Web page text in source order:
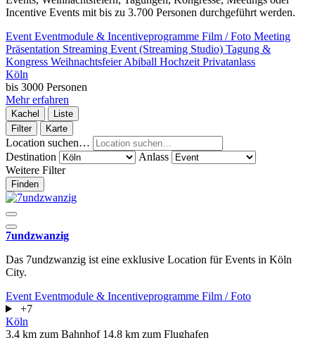
Incentive Events mit bis zu 3.700 Personen durchgeführt werden.
Event Eventmodule & Incentiveprogramme Film / Foto Meeting
Präsentation Streaming Event (Streaming Studio) Tagung &
Kongress WeihnachtsfeierAbiball Hochzeit Privatanlass
Köln
bis 3000 Personen
Mehr erfahren
Kachel
Liste
Filter
Karte
Location suchen…
Destination
Anlass
Weitere Filter
Finden
7undzwanzig
Das 7undzwanzig ist eine exklusive Location für Events in Köln
City.
Event Eventmodule & Incentiveprogramme Film / Foto
+7
Köln
3.4 km zum Bahnhof 14.8 km zum Flughafen